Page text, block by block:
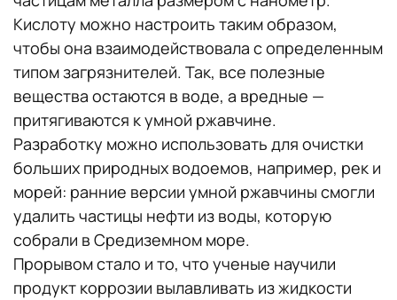
Кислоту можно настроить таким образом,
чтобы она взаимодействовала с определенным
типом загрязнителей. Так, все полезные
вещества остаются в воде, а вредные —
притягиваются к умной ржавчине.
Разработку можно использовать для очистки
больших природных водоемов, например, рек и
морей: ранние версии умной ржавчины смогли
удалить частицы нефти из воды, которую
собрали в Средиземном море.
Прорывом стало и то, что ученые научили
продукт коррозии вылавливать из жидкости